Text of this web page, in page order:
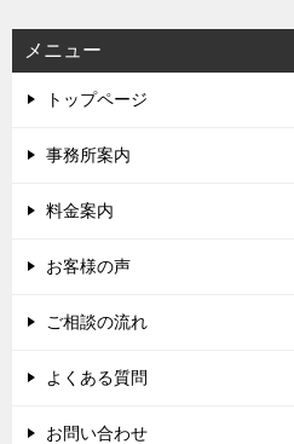
メニュー
トップページ
事務所案内
料金案内
お客様の声
ご相談の流れ
よくある質問
お問い合わせ